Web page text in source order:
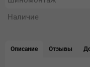
Наличие
Описание Отзывы